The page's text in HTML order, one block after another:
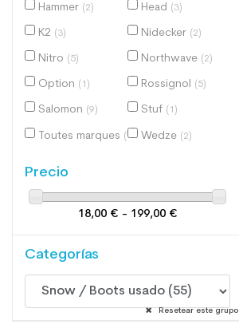
Hammer (2) Head (3)
K2 (3) Nidecker (2)
Nitro (5) Northwave (2)
Option (1) Rossignol (5)
Salomon (9) Stuf (1)
Toutes marques (1) Wedze (2)
Precio
18,00 € - 199,00 €
Categorías
Resetear este grupo